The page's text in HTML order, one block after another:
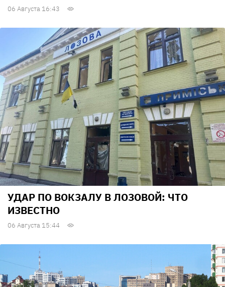
06 Августа 16:43
УДАР ПО ВОКЗАЛУ В ЛОЗОВОЙ: ЧТО
ИЗВЕСТНО
06 Августа 15:44